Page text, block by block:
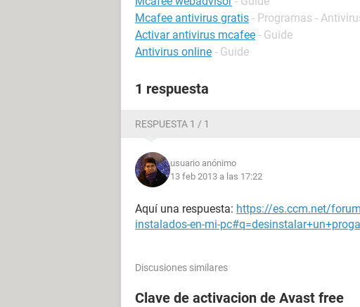
Mcafee antivirus gratis - Programas -
Activar antivirus mcafee - Guide
Antivirus online - Guide
1 respuesta
RESPUESTA 1 / 1
usuario anónimo
13 feb 2013 a las 17:22
Aquí una respuesta: https://es.ccm.net/
instalados-en-mi-
Discusiones similares
Clave de activacion de Avast free